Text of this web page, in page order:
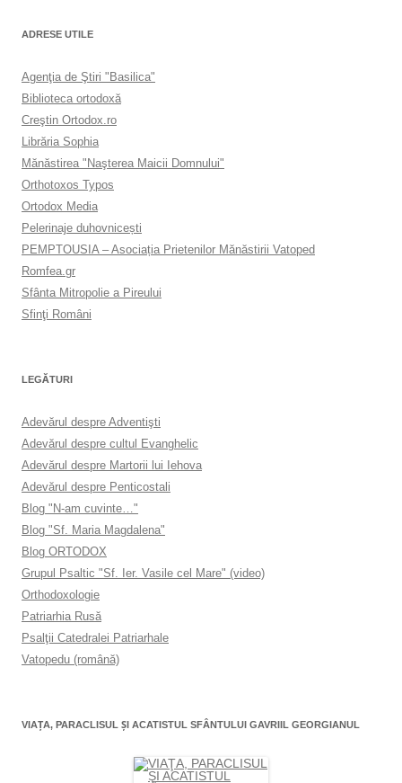
ADRESE UTILE
Agenţia de Ştiri "Basilica"
Biblioteca ortodoxă
Creştin Ortodox.ro
Librăria Sophia
Mănăstirea "Naşterea Maicii Domnului"
Orthotoxos Typos
Ortodox Media
Pelerinaje duhovnicești
PEMPTOUSIA – Asociația Prietenilor Mănăstirii Vatoped
Romfea.gr
Sfânta Mitropolie a Pireului
Sfinţi Români
LEGĂTURI
Adevărul despre Adventişti
Adevărul despre cultul Evanghelic
Adevărul despre Martorii lui Iehova
Adevărul despre Penticostali
Blog "N-am cuvinte…"
Blog "Sf. Maria Magdalena"
Blog ORTODOX
Grupul Psaltic "Sf. Ier. Vasile cel Mare" (video)
Orthodoxologie
Patriarhia Rusă
Psalţii Catedralei Patriarhale
Vatopedu (română)
VIAŢA, PARACLISUL ŞI ACATISTUL SFÂNTULUI GAVRIIL GEORGIANUL